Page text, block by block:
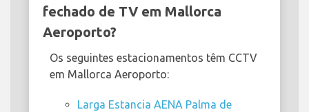
fechado de TV em Mallorca
Aeroporto?
Os seguintes estacionamentos têm CCTV
em Mallorca Aeroporto:
Larga Estancia AENA Palma de